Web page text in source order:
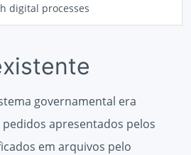
digital processes
governamental era
pedidos apresentados pelos
em arquivos pelo